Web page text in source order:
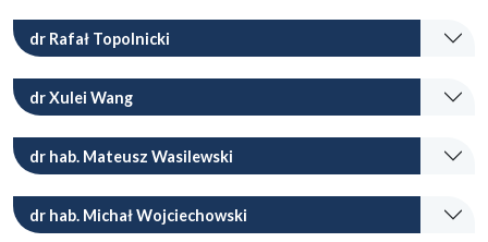
dr Rafał Topolnicki
dr Xulei Wang
dr hab. Mateusz Wasilewski
dr hab. Michał Wojciechowski